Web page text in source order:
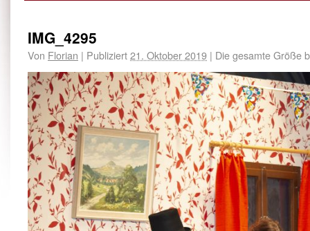
IMG_4295
Von Florian | Publiziert21. Oktober 2019 | Die gesamte Größe